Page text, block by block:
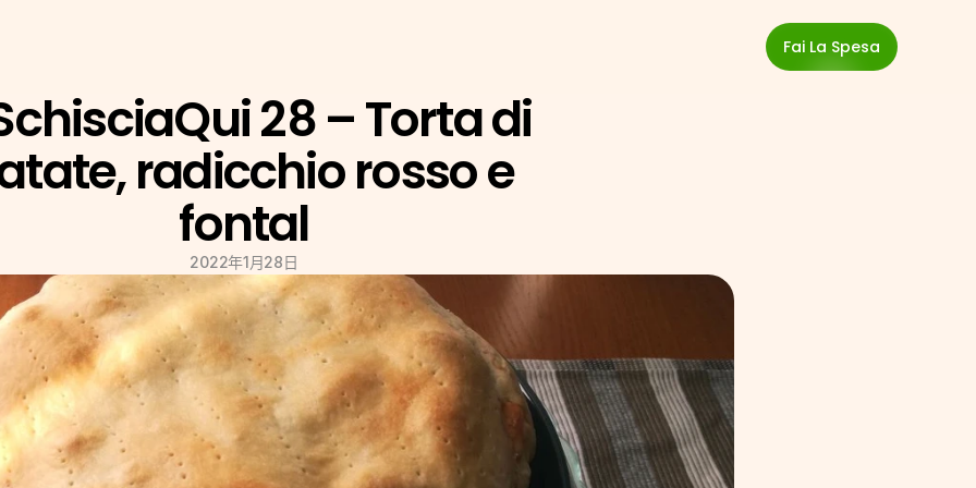
Fai La Spesa
28 – Torta di
radicchio rosso e
fontal
2022年1月28日